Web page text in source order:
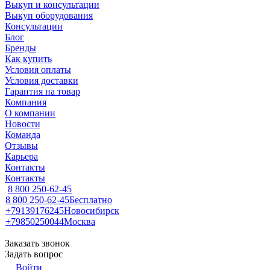
Выкуп и консультации
Выкуп оборудования
Консультации
Блог
Бренды
Как купить
Условия оплаты
Условия доставки
Гарантия на товар
Компания
О компании
Новости
Команда
Отзывы
Карьера
Контакты
Контакты
8 800 250-62-45
8 800 250-62-45Бесплатно
+79139176245Новосибирск
+79850250044Москва
Заказать звонок
Задать вопрос
Войти